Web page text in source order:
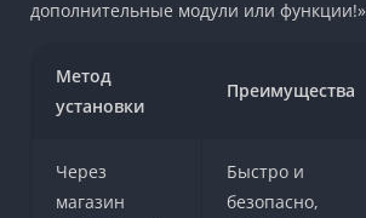
дополнительные модули или функции!»
Метод
установки
Преимущества
Через
магазин
Быстро и
безопасно,